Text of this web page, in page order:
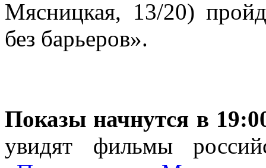
Мясницкая, 13/20)
без барьеров».
Показы начнутся в
увидят фильмы